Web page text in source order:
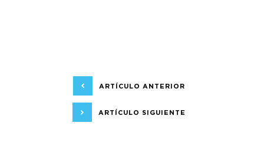
ARTÍCULO ANTERIOR
ARTÍCULO SIGUIENTE